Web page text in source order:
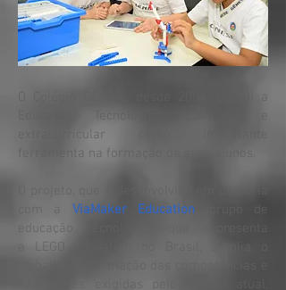
extracurricular como importante
ferramenta na formação de seus alunos.
com a ViaMaker Education
educação tecnológica que representa
a LEGO Education no Brasil, amplia o